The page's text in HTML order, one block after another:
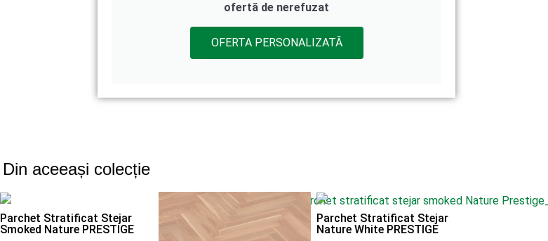
ofertă de nerefuzat
OFERTA PERSONALIZATĂ
Din aceeași colecție
Parchet Stratificat Stejar
Smoked Nature PRESTIGE
Parchet Stratificat Stejar
Nature White PRESTIGE